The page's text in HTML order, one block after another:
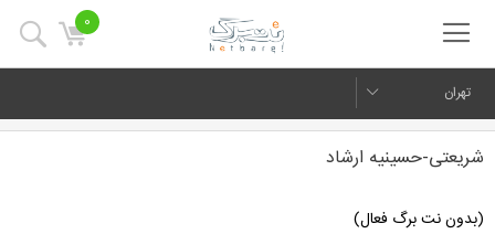
0
تهران
شریعتی-حسینیه ارشاد
(بدون نت برگ فعال)